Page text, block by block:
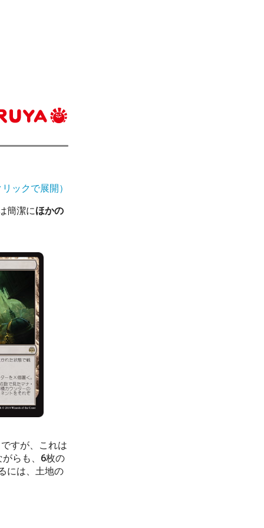
ックで展開）
簡潔にほかの
すが、これは
らも、6枚の
には、土地の